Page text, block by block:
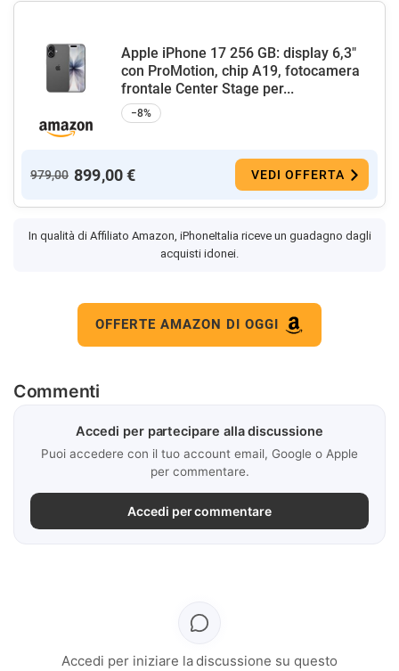
Apple iPhone 17 256 GB: display 6,3"
con ProMotion, chip A19, fotocamera
frontale Center Stage per...
−8%
979,00 899,00 € VEDI OFFERTA
In qualità di Affiliato Amazon, iPhoneItalia riceve un guadagno dagli
acquisti idonei.
OFFERTE AMAZON DI OGGI
Commenti
Accedi per partecipare alla discussione
Puoi accedere con il tuo account email, Google o Apple
per commentare.
Accedi per commentare
Accedi per iniziare la discussione su questo